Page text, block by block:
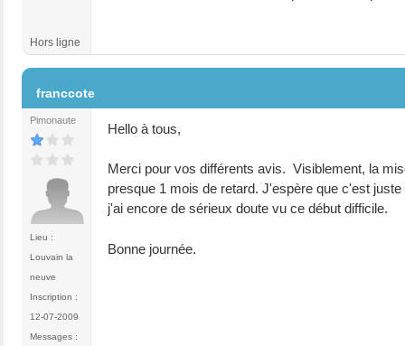
Hors ligne
franccote
Pimonaute
Lieu :
Louvain la
neuve
Inscription :
12-07-2009
Messages :
Hello à tous,
Merci pour vos différents avis. Visiblement, la
presque 1 mois de retard. J'espère que c'est
j'ai encore de sérieux doute vu ce début difficile.
Bonne journée.